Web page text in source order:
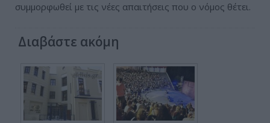
συμμορφωθεί με τις νέες απαιτήσεις που ο νόμος θέτει.
Διαβάστε ακόμη